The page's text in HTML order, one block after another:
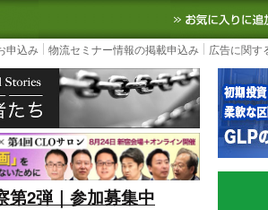
ニュースサイト
3PL, SCMなど国内外の最新の物
申込み 物流セミナー情報の掲載申込み 広告に関す
第2弾｜参加募集中